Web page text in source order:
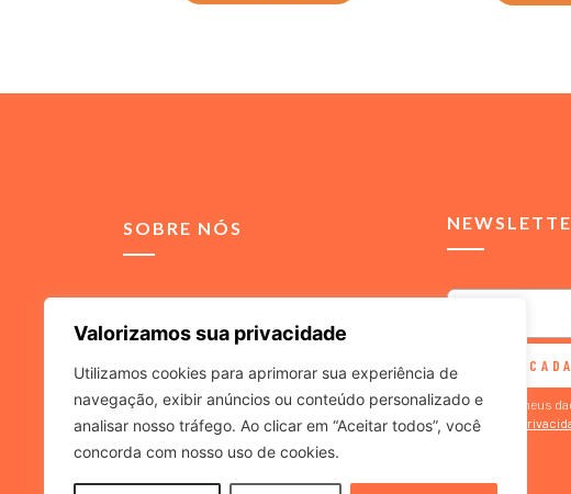
Valorizamos sua privacidade
Utilizamos cookies para aprimorar sua experiência de
navegação, exibir anúncios ou conteúdo personalizado e
analisar nosso tráfego. Ao clicar em “Aceitar todos”, você
concorda com nosso uso de cookies.
SOBRE NÓS
comunicação integrada,
relacionamento para
advogados e escritórios de
advocacia.
Ao informar meus
aPolítica de